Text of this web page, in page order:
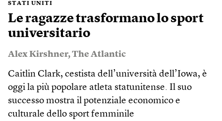
STATI UNITI
Le ragazze trasformano lo sport
universitario
Alex Kirshner,The Atlantic
Caitlin Clark, cestista dell’università dell’Iowa, è
oggi la più popolare atleta statunitense. Il suo
successo mostra il potenziale economico e
culturale dello sport femminile